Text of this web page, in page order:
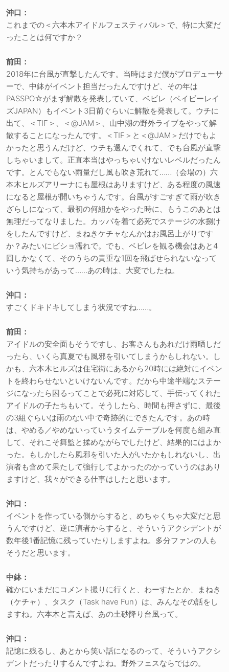
沖口：
これまでの＜六本木アイドルフェスティバル＞で、特に大変だ
ったことは何ですか？
前田：
2018年に台風が直撃したんです。当時はまだ僕がプロデューサ
ーで、中鉢がイベント担当だったんですけど、その年は
PASSPO☆がまず解散を発表していて、ベビレ（ベイビーレイ
ズJAPAN）もイベント3日前ぐらいに解散を発表して。ウチに
出て、＜TIF＞、＜@JAM＞、山中湖の野外ライブをやって解
散することになったんです。＜TIF＞と＜@JAM＞だけでもよ
かったと思うんだけど、ウチも選んでくれて、でも台風が直撃
しちゃいまして。正直本当はやっちゃいけないレベルだったん
です。とんでもない雨量だし風も吹き荒れて……（会場の）六
本木ヒルズアリーナにも屋根はありますけど、ある程度の風速
になると屋根が開いちゃうんです。台風がすごすぎて雨が吹き
ざらしになって、最初の何組かをやった時に、もうこのあとは
無理だってなりました。カッパを着て必死でステージの水捌け
をしたんですけど、まねきケチャなんかはお風呂上がりです
か？みたいにビショ濡れで。でも、ベビレを観る機会はあと4
回しかなくて、そのうちの貴重な1回を飛ばせられないなって
いう気持ちがあって……あの時は、大変でしたね。
沖口：
すごくドキドキしてしまう状況ですね……。
前田：
アイドルの安全面もそうですし、お客さんもあれだけ雨晒しだ
ったら、いくら真夏でも風邪を引いてしまうかもしれない。し
かも、六本木ヒルズは住宅街にあるから20時には絶対にイベン
トを終わらせないといけないんです。だから中途半端なステー
ジになったら困るってことで必死に対応して、手伝ってくれた
アイドルの子たちもいて。そうしたら、時間も押さずに、最後
の3組ぐらいは雨のない中で奇跡的にできたんです。あの時
は、やめる／やめないっていうタイムテーブルを何度も組み直
して、それこそ舞監と揉めながらでしたけど、結果的にはよか
った。もしかしたら風邪を引いた人がいたかもしれないし、出
演者も含めて果たして強行してよかったのかっていうのはあり
ますけど、我々ができる仕事はしたと思います。
沖口：
イベントを作っている側からすると、めちゃくちゃ大変だと思
うんですけど、逆に演者からすると、そういうアクシデントが
数年後1番記憶に残っていたりしますよね。多分ファンの人も
そうだと思います。
中鉢：
確かにいまだにコメント撮りに行くと、わーすたとか、まねき
（ケチャ）、タスク（Task have Fun）は、みんなその話をし
ますね。六本木と言えば、あの土砂降り台風って。
沖口：
記憶に残るし、あとから笑い話になるのって、そういうアクシ
デントだったりするんですよね。野外フェスならではの。